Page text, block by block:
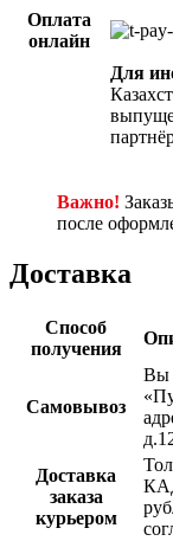
Оплата
онлайн
Для
Важно!
после
Доставка
Способ
получения
Самовывоз
Вы
Доставка
заказа
курьером